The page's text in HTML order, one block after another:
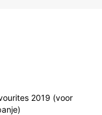
2019 (voor